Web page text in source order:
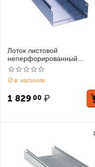
Лоток листовой
неперфорированный
100х100 L3000 сталь 1.5мм
DKC 3510115
в наличии
1 82900 ₽